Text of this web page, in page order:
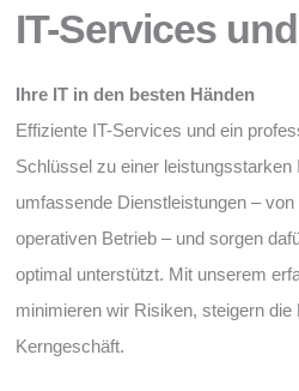
IT-Services
Ihre IT in den besten Händen
Effiziente IT-Services und ein
Schlüssel zu einer leistungsstarken
umfassende Dienstleistungen –
operativen Betrieb – und sorgen
optimal unterstützt. Mit unserem
minimieren wir Risiken, steigern
Kerngeschäft.